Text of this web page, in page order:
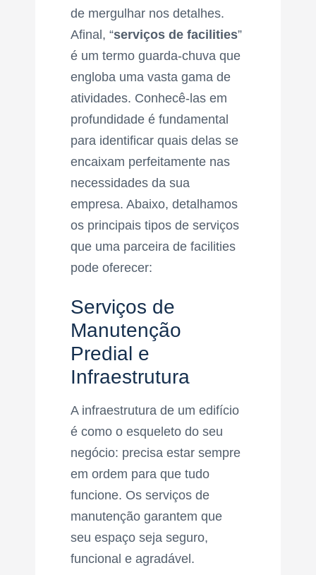
de mergulhar nos detalhes.
Afinal, “serviços de facilities”
é um termo guarda-chuva que
engloba uma vasta gama de
atividades. Conhecê-las em
profundidade é fundamental
para identificar quais delas se
encaixam perfeitamente nas
necessidades da sua
empresa. Abaixo, detalhamos
os principais tipos de serviços
que uma parceira de facilities
pode oferecer:
Serviços de
Manutenção
Predial e
Infraestrutura
A infraestrutura de um edifício
é como o esqueleto do seu
negócio: precisa estar sempre
em ordem para que tudo
funcione. Os serviços de
manutenção garantem que
seu espaço seja seguro,
funcional e agradável.